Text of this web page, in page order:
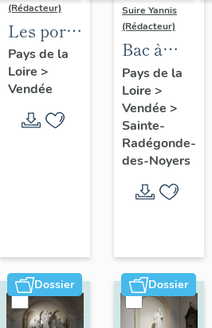
(Rédacteur)
Les ports
dans la
vallée de
la Sèvre
Niortaise,
Pays de la
Loire >
Vendée
Suire Yannis
(Rédacteur)
Bac à
râteau
Pays de la
Loire >
Vendée >
Sainte-
Radégonde-
des-Noyers
Dossier Dossier